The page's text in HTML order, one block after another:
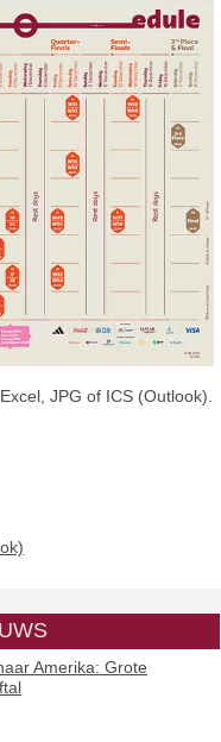
JPG of ICS (Outlook).
Amerika: Grote